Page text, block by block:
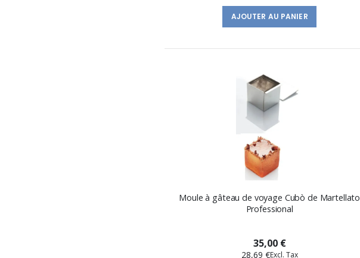
AJOUTER AU PANIER
Moule à gâteau de voyage Cubò de Martellato
Professional
35,00 €
28,69 €